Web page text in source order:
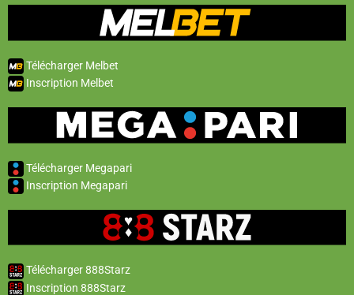
Télécharger Melbet
Inscription Melbet
Télécharger Megapari
Inscription Megapari
Télécharger 888Starz
Inscription 888Starz